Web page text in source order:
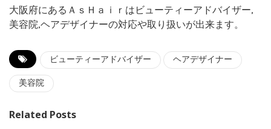
大阪府にあるＡｓＨａｉｒはビューティーアドバイザー,
美容院,ヘアデザイナーの対応や取り扱いが出来ます。
ビューティーアドバイザー ヘアデザイナー
美容院
Related Posts